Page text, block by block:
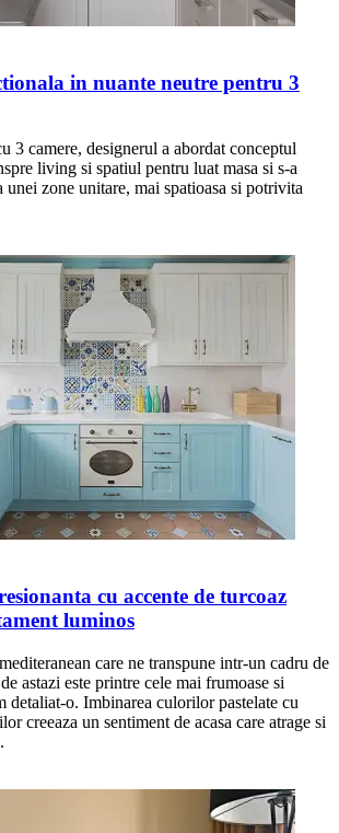
in nuante neutre pentru 3
3 camere, designerul a abordat conceptul
living si spatiul pentru luat masa si s-a
unei zone unitare, mai spatioasa si potrivita
cu accente de turcoaz
luminos
care ne transpune intr-un cadru de
astazi este printre cele mai frumoase si
detaliat-o. Imbinarea culorilor pastelate cu
creeaza un sentiment de acasa care atrage si